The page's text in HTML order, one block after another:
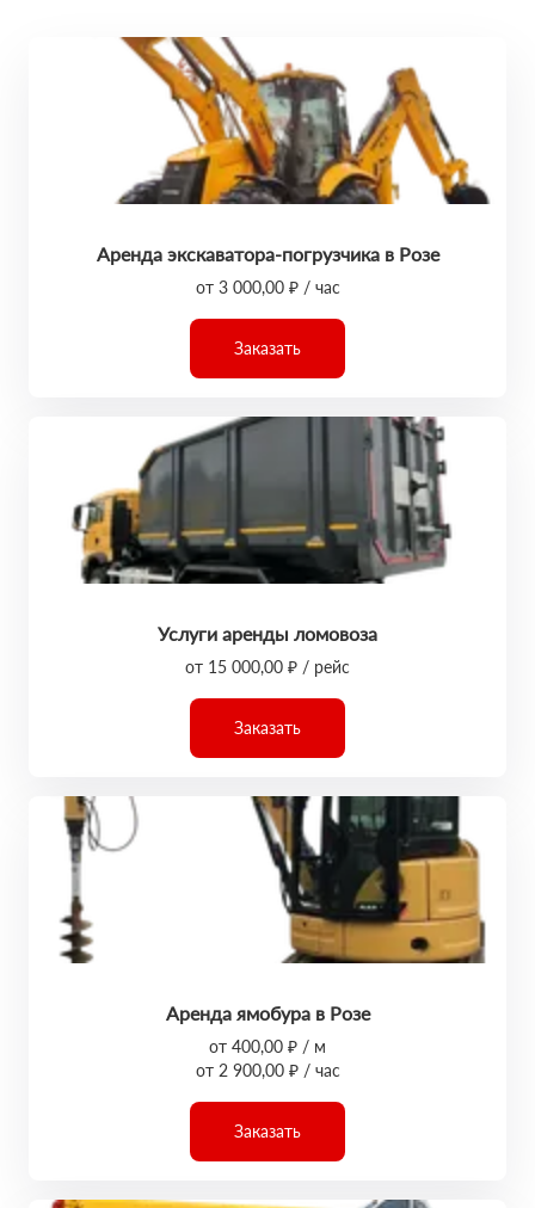
Аренда экскаватора-погрузчика в Розе
от 3 000,00 ₽ / час
Заказать
Услуги аренды ломовоза
от 15 000,00 ₽ / рейс
Заказать
Аренда ямобура в Розе
от 400,00 ₽ / м
от 2 900,00 ₽ / час
Заказать